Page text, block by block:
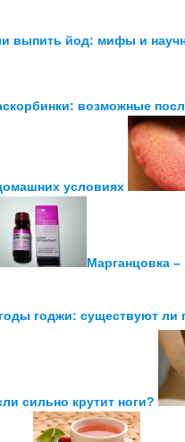
выпить йод: мифы и
возможные
условиях
Марганцовка
годжи: существуют ли
сильно крутит ноги?